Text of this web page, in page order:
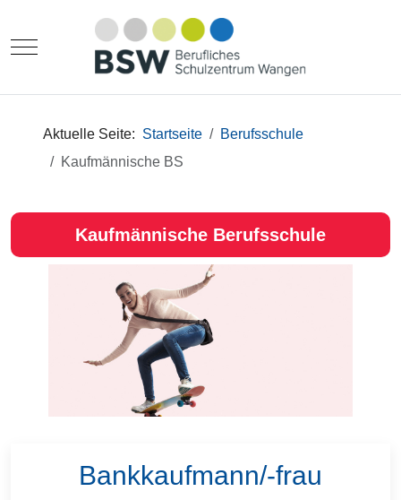
Mobile Menu Toggle
Aktuelle Seite: Startseite
Berufsschule
Kaufmännische BS
Kaufmännische Berufsschule
Bankkaufmann/-frau